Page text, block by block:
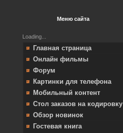
Меню сайта
Loading...
Главная страница
Онлайн фильмы
Форум
Картинки для телефона
Мобильный контент
Стол заказов на кодировку
Обзор новинок
Гостевая книга